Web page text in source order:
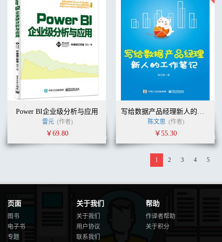
Power BI企业级分析与应用
雷元 (作者)
￥69.80
写给数据产品经理新人的工作笔记
陈文思 (作者)
￥55.30
1 2 3 4 5
页面
图书
电子书
专题
关于我们
关于我们
用户协议
联系我们
帮助
作译者帮助
关于积分